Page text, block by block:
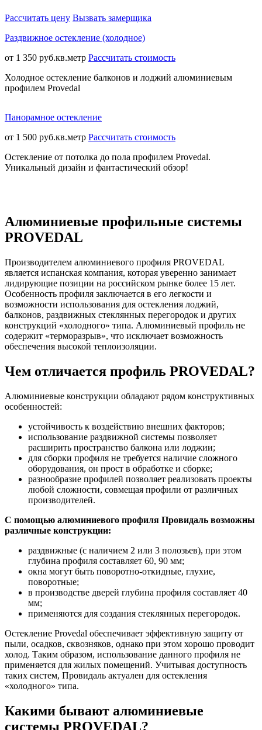
Рассчитать цену Вызвать замерщика
Раздвижное остекление (холодное)
от 1 350 руб.кв.метр Рассчитать стоимость
Холодное остекление балконов и лоджий алюминиевым
профилем Provedal
Панорамное остекление
от 1 500 руб.кв.метр Рассчитать стоимость
Остекление от потолка до пола профилем Provedal.
Уникальный дизайн и фантастический обзор!
Алюминиевые профильные системы
PROVEDAL
Производителем алюминиевого профиля PROVEDAL
является испанская компания, которая уверенно занимает
лидирующие позиции на российском рынке более 15 лет.
Особенность профиля заключается в его легкости и
возможности использования для остекления лоджий,
балконов, раздвижных стеклянных перегородок и других
конструкций «холодного» типа. Алюминиевый профиль не
содержит «терморазрыв», что исключает возможность
обеспечения высокой теплоизоляции.
Чем отличается профиль PROVEDAL?
Алюминиевые конструкции обладают рядом конструктивных
особенностей:
устойчивость к воздействию внешних факторов;
использование раздвижной системы позволяет
расширить пространство балкона или лоджии;
для сборки профиля не требуется наличие сложного
оборудования, он прост в обработке и сборке;
разнообразие профилей позволяет реализовать проекты
любой сложности, совмещая профили от различных
производителей.
С помощью алюминиевого профиля Провидаль возможны
различные конструкции:
раздвижные (с наличием 2 или 3 полозьев), при этом
глубина профиля составляет 60, 90 мм;
окна могут быть поворотно-откидные, глухие,
поворотные;
в производстве дверей глубина профиля составляет 40
мм;
применяются для создания стеклянных перегородок.
Остекление Provedal обеспечивает эффективную защиту от
пыли, осадков, сквозняков, однако при этом хорошо проводит
холод. Таким образом, использование данного профиля не
применяется для жилых помещений. Учитывая доступность
таких систем, Провидаль актуален для остекления
«холодного» типа.
Какими бывают алюминиевые
системы PROVEDAL?